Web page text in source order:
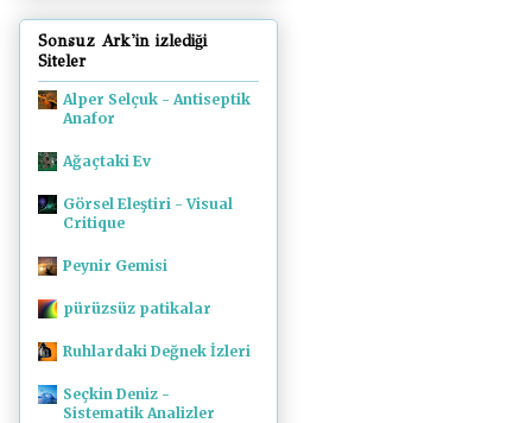
Sonsuz Ark'in izlediği
Siteler
Alper Selçuk - Antiseptik
Anafor
Ağaçtaki Ev
Görsel Eleştiri - Visual
Critique
Peynir Gemisi
pürüzsüz patikalar
Ruhlardaki Değnek İzleri
Seçkin Deniz -
Sistematik Analizler